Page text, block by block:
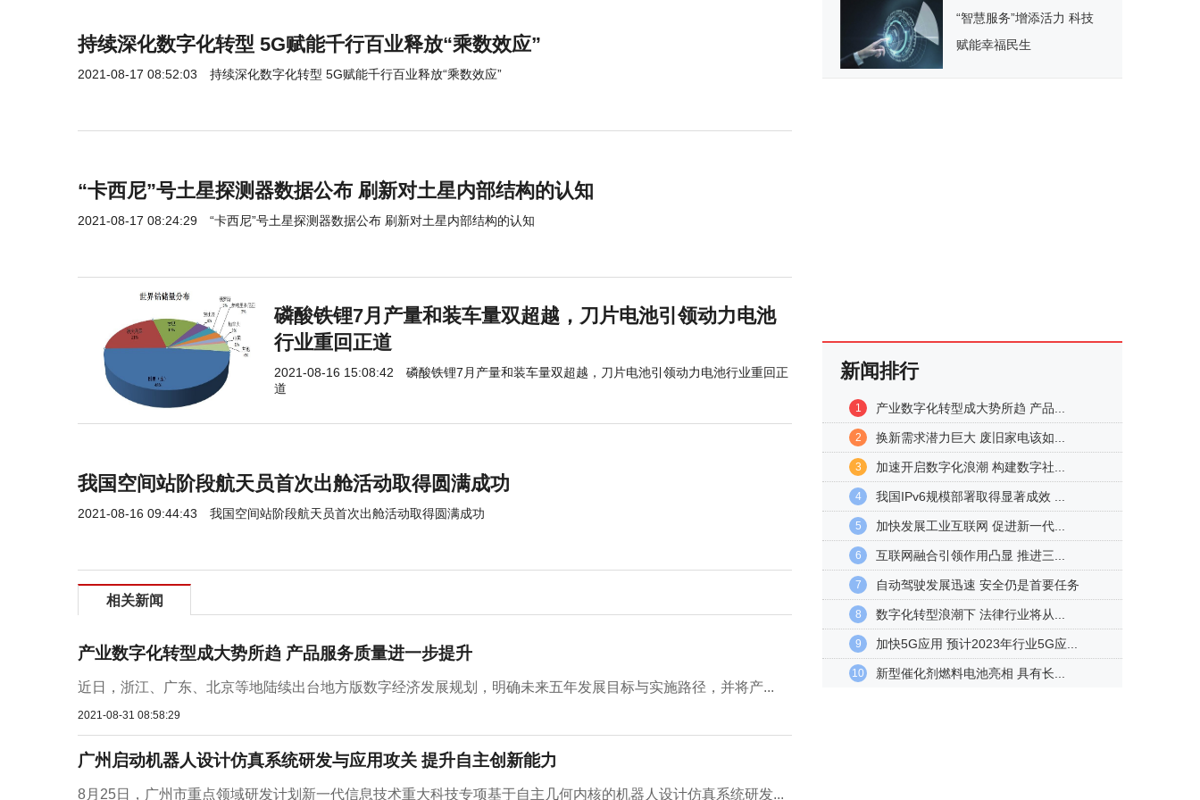
持续深化数字化转型 5G赋能千行百业释放“乘数效应”
2021-08-17 08:52:03 持续深化数字化转型 5G赋能千行百业释放“乘数效应”
“卡西尼”号土星探测器数据公布 刷新对土星内部结构的认知
2021-08-17 08:24:29 “卡西尼”号土星探测器数据公布 刷新对土星内部结构的认知
磷酸铁锂7月产量和装车量双超越，刀片电池引领动力电池
行业重回正道
2021-08-16 15:08:42
磷酸铁锂7月产量和装车量双超越，刀片电池引领动力电池行业重回正
道
我国空间站阶段航天员首次出舱活动取得圆满成功
2021-08-16 09:44:43 我国空间站阶段航天员首次出舱活动取得圆满成功
相关新闻
产业数字化转型成大势所趋 产品服务质量进一步提升
近日，浙江、广东、北京等地陆续出台地方版数字经济发展规划，明确未来五年发展目标与实施路径，并将产...
2021-08-31 08:58:29
广州启动机器人设计仿真系统研发与应用攻关 提升自主创新能力
8月25日，广州市重点领域研发计划新一代信息技术重大科技专项基于自主几何内核的机器人设计仿真系统研发...
“智慧服务”增添活力 科技
赋能幸福民生
新闻排行
1 产业数字化转型成大势所趋 产品...
2 换新需求潜力巨大 废旧家电该如...
3 加速开启数字化浪潮 构建数字社...
4 我国IPv6规模部署取得显著成效 ...
5 加快发展工业互联网 促进新一代...
6 互联网融合引领作用凸显 推进三...
7 自动驾驶发展迅速 安全仍是首要任务
8 数字化转型浪潮下 法律行业将从...
9 加快5G应用 预计2023年行业5G应...
10 新型催化剂燃料电池亮相 具有长...